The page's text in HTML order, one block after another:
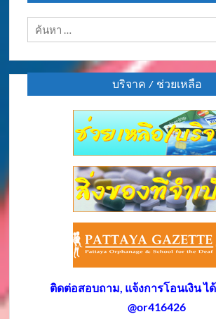
บริจาค / ช่วยเหลือ
ติดต่อสอบถาม, แจ้งการโอนเงิน ไ
@or416426